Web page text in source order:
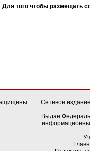
Для того чтобы размещать
Сетевое
Выдан